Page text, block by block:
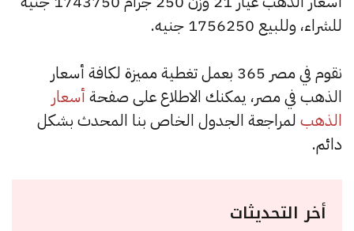
للشراء، وللبيع 1756250 جنيه.
نقوم في مصر 365 بعمل تغطية مميزة لكافة أسعار
الذهب في مصر، يمكنك الاطلاع على صفحة أسعار
الذهب لمراجعة الجدول الخاص بنا المحدث بشكل
دائم.
أخر التحديثات